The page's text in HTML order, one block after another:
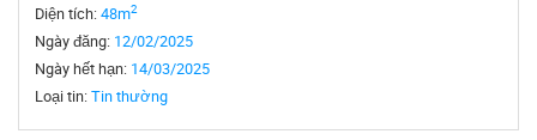
Diện tích:48m2
Ngày đăng: 12/02/2025
Ngày hết hạn: 14/03/2025
Loại tin:Tin thường